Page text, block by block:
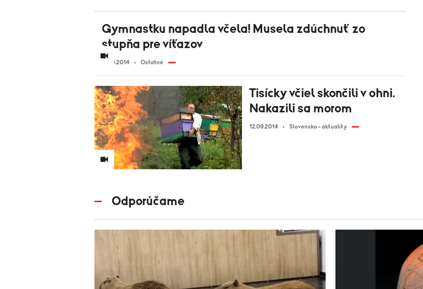
Gymnastku napadla včela! Musela zdúchnuť zo
stupňa pre víťazov
15.10.2014 Ostatné
Tisícky včiel skončili v ohni.
Nakazili sa morom
12.09.2014 Slovensko - aktuality
Odporúčame